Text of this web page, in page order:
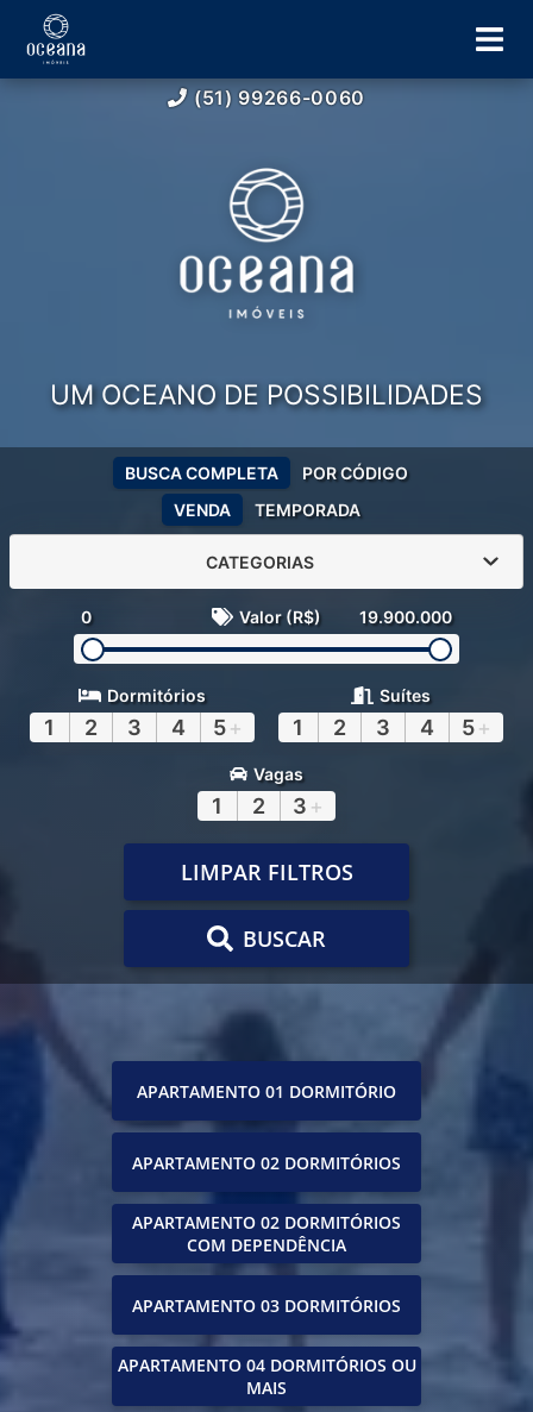
(51) 99266-0060
UM OCEANO DE POSSIBILIDADES
VENDA TEMPORADA
BUSCA COMPLETA POR CÓDIGO
CATEGORIAS
0 Valor (R$) 19.900.000
Dormitórios
1 2 3 4 5+
Suítes
1 2 3 4 5+
Vagas
1 2 3 +
LIMPAR FILTROS
BUSCAR
APARTAMENTO 01 DORMITÓRIO
APARTAMENTO 02 DORMITÓRIOS
APARTAMENTO 02 DORMITÓRIOS
COM DEPENDÊNCIA
APARTAMENTO 03 DORMITÓRIOS
APARTAMENTO 04 DORMITÓRIOS OU
MAIS